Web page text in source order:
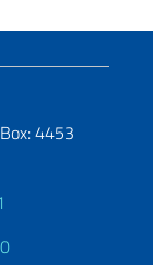
4453